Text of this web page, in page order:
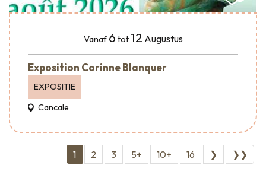
Vanaf 6 tot 12 Augustus
Exposition Corinne Blanquer
EXPOSITIE
Cancale
1 2 3 5+ 10+ 16 ❯ ❯❯